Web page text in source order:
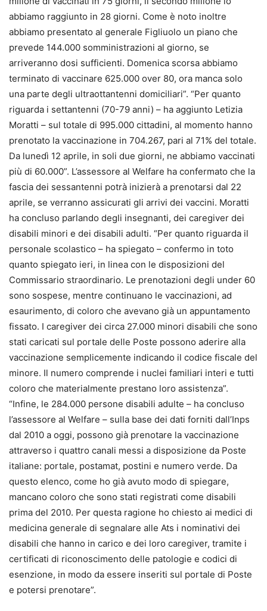
abbiamo raggiunto in 28 giorni. Come è noto inoltre
abbiamo presentato al generale Figliuolo un piano che
prevede 144.000 somministrazioni al giorno, se
arriveranno dosi sufficienti. Domenica scorsa abbiamo
terminato di vaccinare 625.000 over 80, ora manca solo
una parte degli ultraottantenni domiciliari”. “Per quanto
riguarda i settantenni (70-79 anni) – ha aggiunto Letizia
Moratti – sul totale di 995.000 cittadini, al momento hanno
prenotato la vaccinazione in 704.267, pari al 71% del totale.
Da lunedì 12 aprile, in soli due giorni, ne abbiamo vaccinati
più di 60.000”. L’assessore al Welfare ha confermato che la
fascia dei sessantenni potrà inizierà a prenotarsi dal 22
aprile, se verranno assicurati gli arrivi dei vaccini. Moratti
ha concluso parlando degli insegnanti, dei caregiver dei
disabili minori e dei disabili adulti. “Per quanto riguarda il
personale scolastico – ha spiegato – confermo in toto
quanto spiegato ieri, in linea con le disposizioni del
Commissario straordinario. Le prenotazioni degli under 60
sono sospese, mentre continuano le vaccinazioni, ad
esaurimento, di coloro che avevano già un appuntamento
fissato. I caregiver dei circa 27.000 minori disabili che sono
stati caricati sul portale delle Poste possono aderire alla
vaccinazione semplicemente indicando il codice fiscale del
minore. Il numero comprende i nuclei familiari interi e tutti
coloro che materialmente prestano loro assistenza”.
“Infine, le 284.000 persone disabili adulte – ha concluso
l’assessore al Welfare – sulla base dei dati forniti dall’Inps
dal 2010 a oggi, possono già prenotare la vaccinazione
attraverso i quattro canali messi a disposizione da Poste
italiane: portale, postamat, postini e numero verde. Da
questo elenco, come ho già avuto modo di spiegare,
mancano coloro che sono stati registrati come disabili
prima del 2010. Per questa ragione ho chiesto ai medici di
medicina generale di segnalare alle Ats i nominativi dei
disabili che hanno in carico e dei loro caregiver, tramite i
certificati di riconoscimento delle patologie e codici di
esenzione, in modo da essere inseriti sul portale di Poste
e potersi prenotare”.